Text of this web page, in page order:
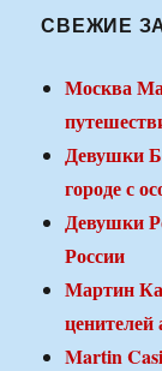
СВЕЖИЕ
Москва
Девушки
городе с
Девушки
России
Мартин
ценителей
Martin